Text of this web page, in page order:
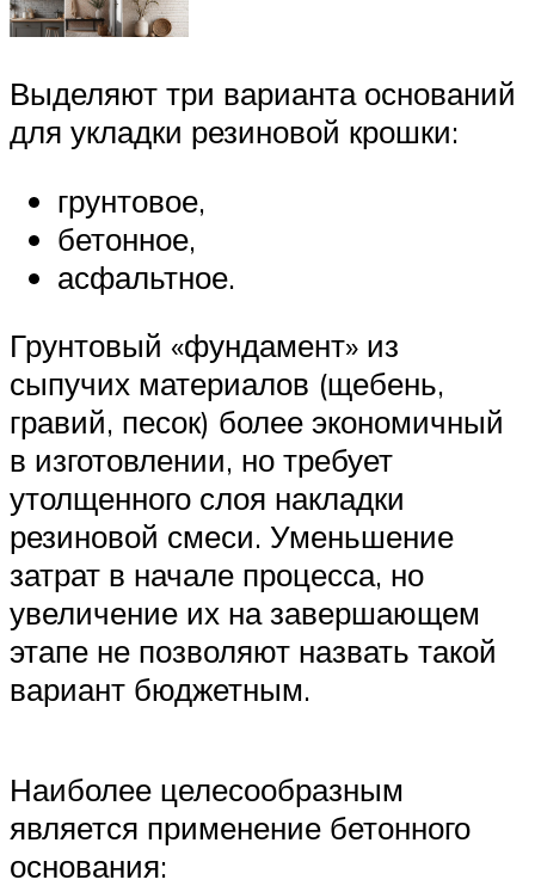
Выделяют три варианта оснований
для укладки резиновой крошки:
грунтовое,
бетонное,
асфальтное.
Грунтовый «фундамент» из
сыпучих материалов (щебень,
гравий, песок) более экономичный
в изготовлении, но требует
утолщенного слоя накладки
резиновой смеси. Уменьшение
затрат в начале процесса, но
увеличение их на завершающем
этапе не позволяют назвать такой
вариант бюджетным.
Наиболее целесообразным
является применение бетонного
основания: